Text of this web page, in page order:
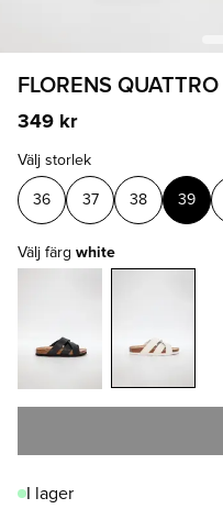
FLORENS QUATTRO
349 kr
Välj storlek
36 37 38 39
Välj färg white
I lager